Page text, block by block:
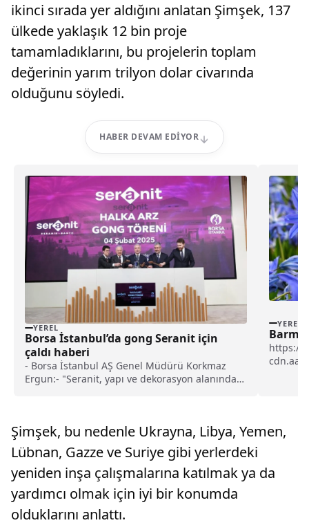
ikinci sırada yer aldığını anlatan Şimşek, 137
ülkede yaklaşık 12 bin proje
tamamladıklarını, bu projelerin toplam
değerinin yarım trilyon dolar civarında
olduğunu söyledi.
HABER DEVAM EDIYOR
YEREL
Borsa İstanbul’da gong Seranit için
çaldı haberi
- Borsa İstanbul AŞ Genel Müdürü Korkmaz
Ergun:- "Seranit, yapı ve dekorasyon alanında
hızlandırmak, sürdürülebilir başarı sağlamak
için en verimli şekilde değerlendireceğiz"
YEREL
Barma
https://
Şimşek, bu nedenle Ukrayna, Libya, Yemen,
Lübnan, Gazze ve Suriye gibi yerlerdeki
yeniden inşa çalışmalarına katılmak ya da
yardımcı olmak için iyi bir konumda
olduklarını anlattı.